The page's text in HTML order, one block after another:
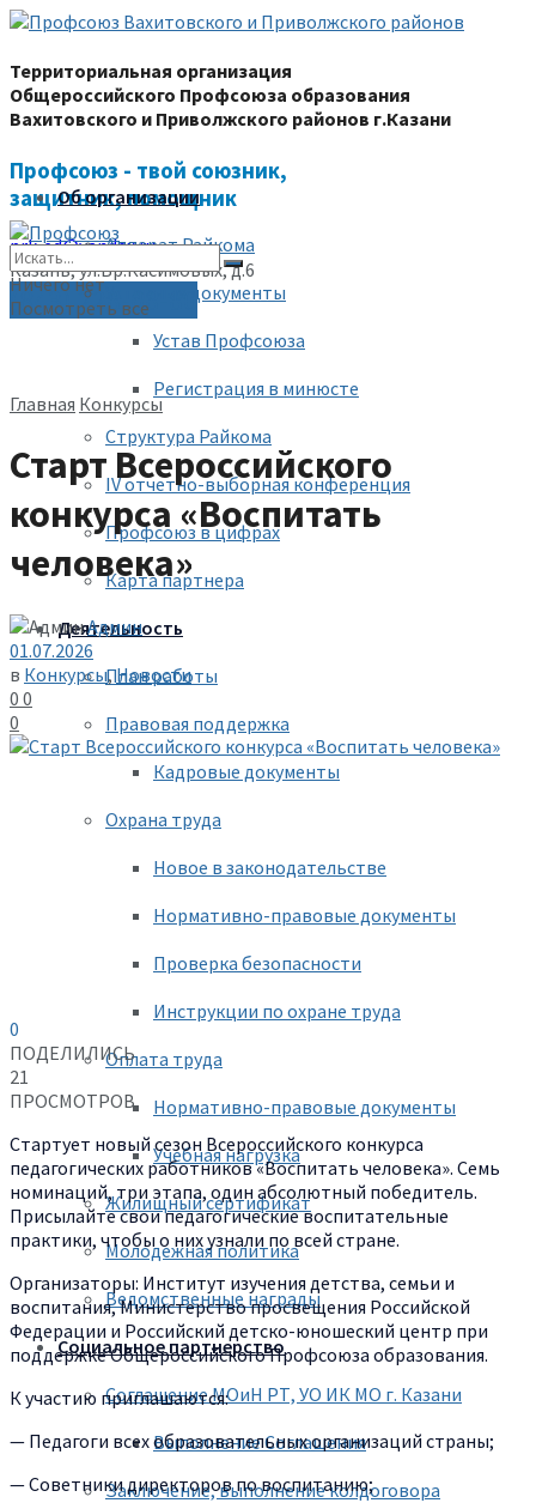
Территориальная организация
Общероссийского Профсоюза образования
Вахитовского и Приволжского районов г.Казани
Профсоюз - твой союзник,
защитник, помощник
prk-ed@yandex.ru
Казань, ул.Бр.Касимовых, д.6
(843) 228-68-80
Об организации
Аппарат Райкома
Уставные документы
Устав Профсоюза
Регистрация в минюсте
Структура Райкома
IV отчетно-выборная конференция
Профсоюз в цифрах
Карта партнера
Деятельность
План работы
Правовая поддержка
Кадровые документы
Охрана труда
Новое в законодательстве
Нормативно-правовые документы
Проверка безопасности
Инструкции по охране труда
Оплата труда
Нормативно-правовые документы
Учебная нагрузка
Жилищный сертификат
Молодежная политика
Ведомственные награды
Социальное партнерство
Соглашение МОиН РТ, УО ИК МО г. Казани
Выполнение Соглашения
Заключение, выполнение колдоговора
Ничего нет
Посмотреть все
Главная Конкурсы
Старт Всероссийского
конкурса «Воспитать
человека»
Админ
01.07.2026
в Конкурсы,Новости
0 0
0
0
ПОДЕЛИЛИСЬ
21
ПРОСМОТРОВ
Стартует новый сезон Всероссийского конкурса
педагогических работников «Воспитать человека». Семь
номинаций, три этапа, один абсолютный победитель.
Присылайте свои педагогические воспитательные
практики, чтобы о них узнали по всей стране.
Организаторы: Институт изучения детства, семьи и
воспитания, Министерство просвещения Российской
Федерации и Российский детско-юношеский центр при
поддержке Общероссийского Профсоюза образования.
К участию приглашаются:
— Педагоги всех образовательных организаций страны;
— Советники директоров по воспитанию;